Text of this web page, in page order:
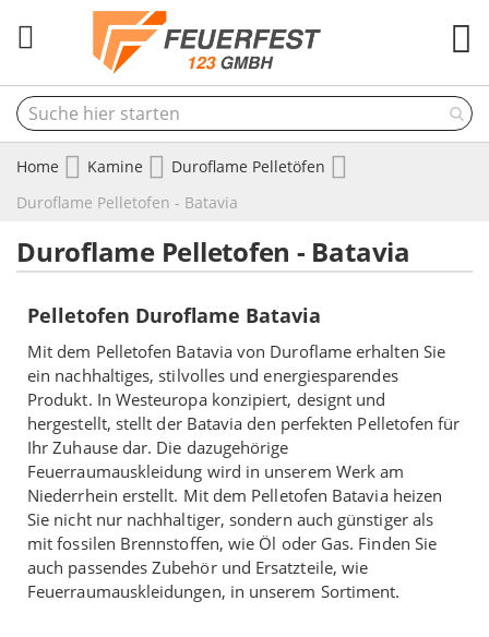
Home Kamine
Duroflame Pelletöfen
Duroflame Pelletofen - Batavia
Duroflame Pelletofen - Batavia
Pelletofen Duroflame Batavia
Mit dem Pelletofen Batavia von Duroflame erhalten Sie
ein nachhaltiges, stilvolles und energiesparendes
Produkt. In Westeuropa konzipiert, designt und
hergestellt, stellt der Batavia den perfekten Pelletofen für
Ihr Zuhause dar. Die dazugehörige
Feuerraumauskleidung wird in unserem Werk am
Niederrhein erstellt. Mit dem Pelletofen Batavia heizen
Sie nicht nur nachhaltiger, sondern auch günstiger als
mit fossilen Brennstoffen, wie Öl oder Gas. Finden Sie
auch passendes Zubehör und Ersatzteile, wie
Feuerraumauskleidungen, in unserem Sortiment.